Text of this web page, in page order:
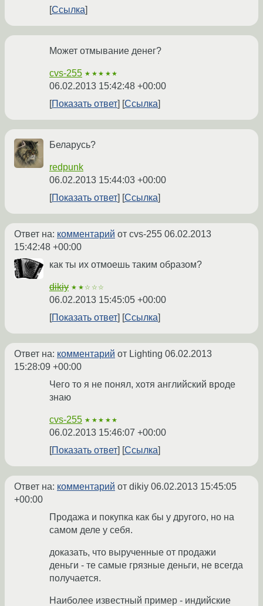
Ссылка
Может отмывание денег?
cvs-255 ★★★★★
06.02.2013 15:42:48 +00:00
Показать ответ
Ссылка
Беларусь?
redpunk
06.02.2013 15:44:03 +00:00
Показать ответ
Ссылка
Ответ на: комментарий от cvs-255 06.02.2013
15:42:48 +00:00
как ты их отмоешь таким образом?
dikiy ★★☆☆☆
06.02.2013 15:45:05 +00:00
Показать ответ
Ссылка
Ответ на: комментарий от Lighting 06.02.2013
15:28:09 +00:00
Чего то я не понял, хотя английский вроде
знаю
cvs-255 ★★★★★
06.02.2013 15:46:07 +00:00
Показать ответ
Ссылка
Ответ на: комментарий от dikiy 06.02.2013 15:45:05
+00:00
Продажа и покупка как бы у другого, но на
самом деле у себя.
доказать, что вырученные от продажи
деньги - те самые грязные деньги, не всегда
получается.
Наиболее известный пример - индийские